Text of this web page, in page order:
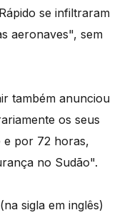
se infiltraram
aeronaves", sem
também anunciou
os seus
e por 72 horas,
no Sudão".
sigla em inglês)